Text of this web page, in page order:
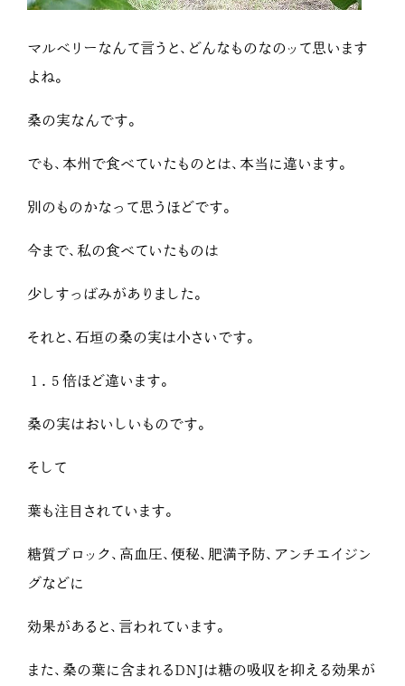
マルベリーなんて言うと、どんなものなのッて思います
よね。
桑の実なんです。
でも、本州で食べていたものとは、本当に違います。
別のものかなって思うほどです。
今まで、私の食べていたものは
少しすっばみがありました。
それと、石垣の桑の実は小さいです。
１．５倍ほど違います。
桑の実はおいしいものです。
そして
葉も注目されています。
糖質ブロック、高血圧、便秘、肥満予防、アンチエイジン
グなどに
効果があると、言われています。
また、桑の葉に含まれるDNJは糖の吸収を抑える効果が